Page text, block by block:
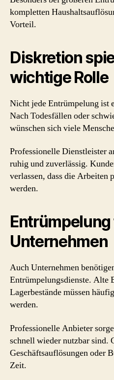
kompletten
Vorteil.
Diskretion
wichtige Rolle
Nicht jede Entrümpelung ist
Nach Todesfällen oder
wünschen sich viele
Professionelle Dienstleister
ruhig und zuverlässig.
verlassen, dass die Arbeiten
werden.
Unternehmen
Auch Unternehmen
Entrümpelungsdienste. Alte
Lagerbestände müssen
werden.
Professionelle Anbieter
schnell wieder nutzbar sind.
Geschäftsauflösungen oder
Zeit.